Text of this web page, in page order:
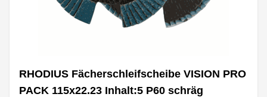
RHODIUS Fächerschleifscheibe VISION PRO
PACK 115x22.23 Inhalt:5 P60 schräg